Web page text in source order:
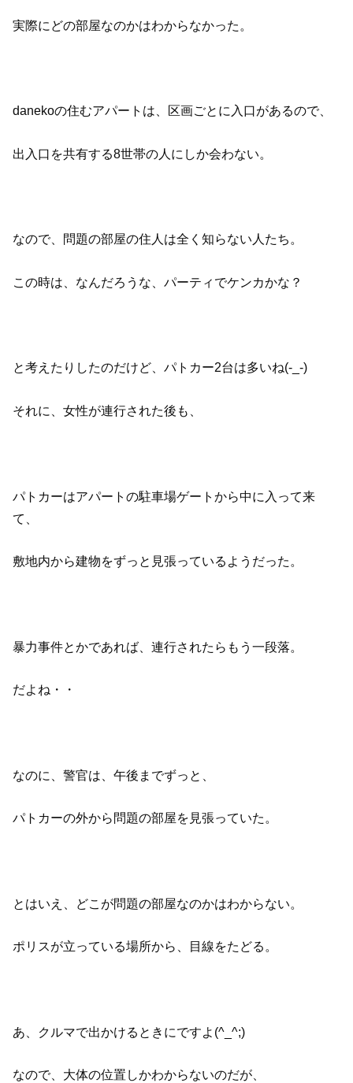
実際にどの部屋なのかはわからなかった。
danekoの住むアパートは、区画ごとに入口があるので、
出入口を共有する8世帯の人にしか会わない。
なので、問題の部屋の住人は全く知らない人たち。
この時は、なんだろうな、パーティでケンカかな？
と考えたりしたのだけど、パトカー2台は多いね(-_-)
それに、女性が連行された後も、
パトカーはアパートの駐車場ゲートから中に入って来
て、
敷地内から建物をずっと見張っているようだった。
暴力事件とかであれば、連行されたらもう一段落。
だよね・・
なのに、警官は、午後までずっと、
パトカーの外から問題の部屋を見張っていた。
とはいえ、どこが問題の部屋なのかはわからない。
ポリスが立っている場所から、目線をたどる。
あ、クルマで出かけるときにですよ(^_^;)
なので、大体の位置しかわからないのだが、